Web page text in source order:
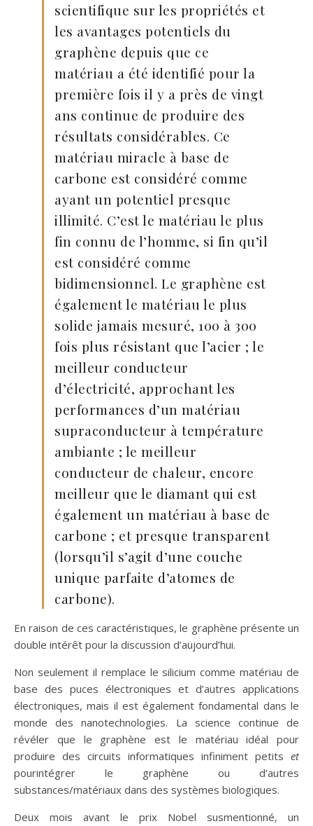
scientifique sur les propriétés et
les avantages potentiels du
graphène depuis que ce
matériau a été identifié pour la
première fois il y a près de vingt
ans continue de produire des
résultats considérables. Ce
matériau miracle à base de
carbone est considéré comme
ayant un potentiel presque
illimité. C’est le matériau le plus
fin connu de l’homme, si fin qu’il
est considéré comme
bidimensionnel. Le graphène est
également le matériau le plus
solide jamais mesuré, 100 à 300
fois plus résistant que l’acier ; le
meilleur conducteur
d’électricité, approchant les
performances d’un matériau
supraconducteur à température
ambiante ; le meilleur
conducteur de chaleur, encore
meilleur que le diamant qui est
également un matériau à base de
carbone ; et presque transparent
(lorsqu’il s’agit d’une couche
unique parfaite d’atomes de
carbone).
En raison de ces caractéristiques, le graphène présente un
double intérêt pour la discussion d’aujourd’hui.
Non seulement il remplace le silicium comme matériau de
base des puces électroniques et d’autres applications
électroniques, mais il est également fondamental dans le
monde des nanotechnologies. La science continue de
révéler que le graphène est le matériau idéal pour
produire des circuits informatiques infiniment petits et
pourintégrer le graphène ou d’autres
substances/matériaux dans des systèmes biologiques.
Deux mois avant le prix Nobel susmentionné, un